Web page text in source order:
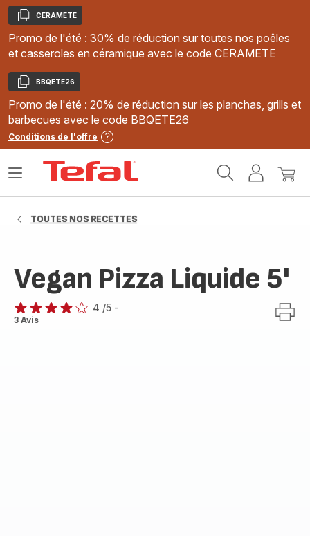
Copier
CERAMETE
Promo de l'été : 30% de réduction sur toutes nos poêles
et casseroles en céramique avec le code CERAMETE
Copier
BBQETE26
Promo de l'été : 20% de réduction sur les planchas, grills et
barbecues avec le code BBQETE26
Conditions de l'offre
MonMon
Ouvrir
TOUTES NOS RECETTES
Vegan Pizza Liquide 5'
Avis
4 /5 -
3 Avis